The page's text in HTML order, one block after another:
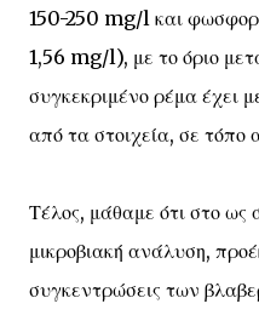
150-250 mg/l και
1,56 mg/l), με το όριο
συγκεκριμένο ρέμα έχει
από τα στοιχεία, σε
Τέλος, μάθαμε ότι στο
μικροβιακή ανάλυση,
συγκεντρώσεις των